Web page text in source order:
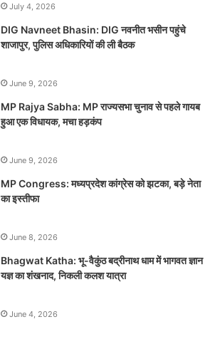
July 4, 2026
DIG Navneet Bhasin: DIG नवनीत भसीन पहुंचे
शाजापुर, पुलिस अधिकारियों की ली बैठक
June 9, 2026
MP Rajya Sabha: MP राज्यसभा चुनाव से पहले गायब
हुआ एक विधायक, मचा हड़कंप
June 9, 2026
MP Congress: मध्यप्रदेश कांग्रेस को झटका, बड़े नेता
का इस्तीफा
June 8, 2026
Bhagwat Katha: भू-वैकुंठ बद्रीनाथ धाम में भागवत ज्ञान
यज्ञ का शंखनाद, निकली कलश यात्रा
June 4, 2026